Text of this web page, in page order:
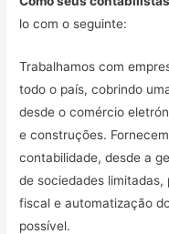
lo com o seguinte:
Trabalhamos com
todo o país, cobrindo
desde o comércio
e construções.
contabilidade, desde a
de sociedades limitadas,
fiscal e automatização
possível.